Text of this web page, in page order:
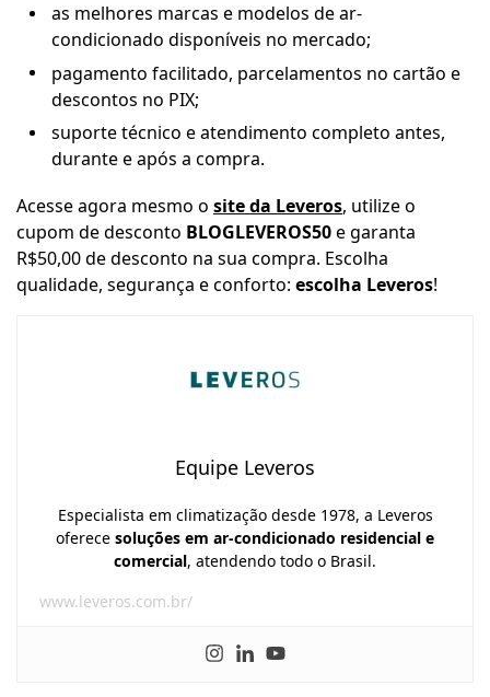
as melhores marcas e modelos de ar-
condicionado disponíveis no mercado;
pagamento facilitado, parcelamentos no cartão e
descontos no PIX;
suporte técnico e atendimento completo antes,
durante e após a compra.
Acesse agora mesmo o site da Leveros, utilize o
cupom de desconto BLOGLEVEROS50e garanta
R$50,00 de desconto na sua compra. Escolha
qualidade, segurança e conforto: escolha Leveros!
Equipe Leveros
Especialista em climatização desde 1978, a Leveros
oferece soluções em ar-condicionado residencial e
comercial, atendendo todo o Brasil.
www.leveros.com.br/